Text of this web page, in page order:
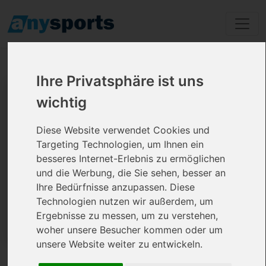
Ihre Privatsphäre ist uns
wichtig
Diese Website verwendet Cookies und
Targeting Technologien, um Ihnen ein
besseres Internet-Erlebnis zu ermöglichen
und die Werbung, die Sie sehen, besser an
Ihre Bedürfnisse anzupassen. Diese
Technologien nutzen wir außerdem, um
Ergebnisse zu messen, um zu verstehen,
woher unsere Besucher kommen oder um
unsere Website weiter zu entwickeln.
Hip Hop Kurse in Hamburg
ohne Vertrag